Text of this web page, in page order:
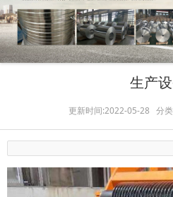
生产
更新时间:2022-05-28 分